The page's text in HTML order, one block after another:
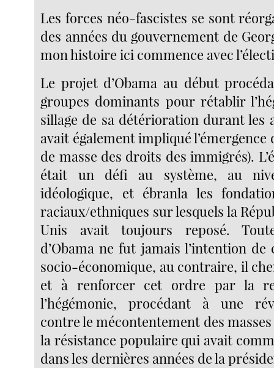
Les forces néo-fascistes se sont
des années du gouvernement de
mon histoire ici commence avec
Le projet d’Obama au début
groupes dominants pour rétablir
sillage de sa détérioration durant les
avait également impliqué l’émergence
de masse des droits des immigrés).
était un défi au système, au
idéologique, et ébranla les
raciaux/ethniques sur lesquels la
Unis avait toujours reposé.
d’Obama ne fut jamais l’intention de
socio-économique, au contraire, il
et à renforcer cet ordre par la
l’hégémonie, procédant à une
contre le mécontentement des
la résistance populaire qui avait
dans les dernières années de la